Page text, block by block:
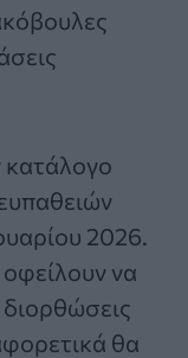
κατάλογο
2026.
να
θα